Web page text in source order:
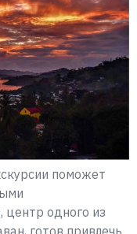
поможет
центр одного из
готов привлечь